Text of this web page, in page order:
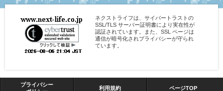
ネクストライフは、サイバートラストの
SSL/TLS サーバー証明書により実在性が
認証されています。また、SSL ページは
通信が暗号化されプライバシーが守られ
ています。
プライバシー
利用規約 ページTOP